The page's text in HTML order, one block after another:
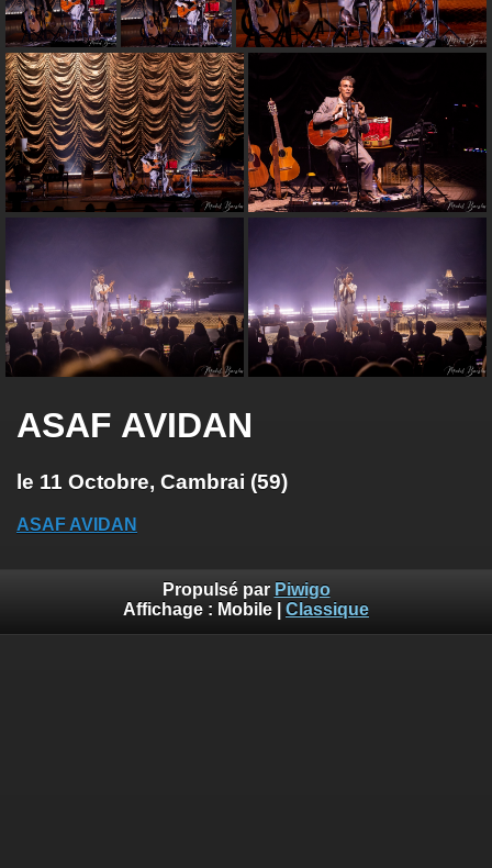
ASAF AVIDAN
le 11 Octobre, Cambrai (59)
ASAF AVIDAN
Propulsé par Piwigo
Affichage : Mobile Classique